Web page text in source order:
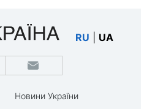
RU UA
Новини України